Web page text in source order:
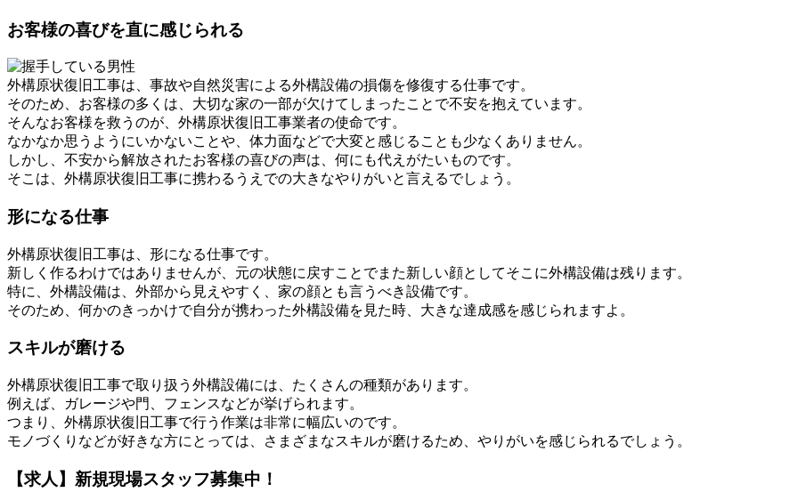
お客様の喜びを直に感じられる
外構原状復旧工事は、事故や自然災害による外構設備の損傷を修復する仕事です。
そのため、お客様の多くは、大切な家の一部が欠けてしまったことで不安を抱えています。
そんなお客様を救うのが、外構原状復旧工事業者の使命です。
なかなか思うようにいかないことや、体力面などで大変と感じることも少なくありません。
しかし、不安から解放されたお客様の喜びの声は、何にも代えがたいものです。
そこは、外構原状復旧工事に携わるうえでの大きなやりがいと言えるでしょう。
形になる仕事
外構原状復旧工事は、形になる仕事です。
新しく作るわけではありませんが、元の状態に戻すことでまた新しい顔としてそこに外構設備は残ります。
特に、外構設備は、外部から見えやすく、家の顔とも言うべき設備です。
そのため、何かのきっかけで自分が携わった外構設備を見た時、大きな達成感を感じられますよ。
スキルが磨ける
外構原状復旧工事で取り扱う外構設備には、たくさんの種類があります。
例えば、ガレージや門、フェンスなどが挙げられます。
つまり、外構原状復旧工事で行う作業は非常に幅広いのです。
モノづくりなどが好きな方にとっては、さまざまなスキルが磨けるため、やりがいを感じられるでしょう。
【求人】新規現場スタッフ募集中！